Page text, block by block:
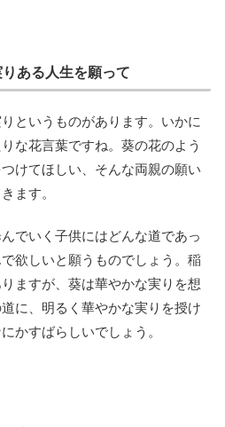
ある人生を願って
というものがあります。いかに
な花言葉ですね。葵の花のよう
けてほしい、そんな両親の願い
ます。
でいく子供にはどんな道であっ
欲しいと願うものでしょう。稲
ますが、葵は華やかな実りを想
に、明るく華やかな実りを授け
かすばらしいでしょう。